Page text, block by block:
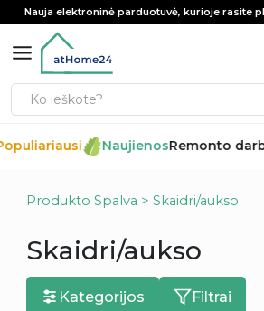
Nauja elektroninė parduotuvė, kurioje rasite
NaujienosRemonto
Produkto Spalva > Skaidri/aukso
Skaidri/aukso
Kategorijos Filtrai